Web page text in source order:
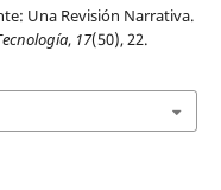
Una Revisión Narrativa.
, 17(50), 22.